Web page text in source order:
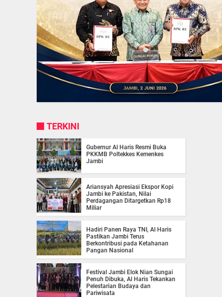
TERKINI
Gubernur Al Haris Resmi Buka
PKKMB Poltekkes Kemenkes
Jambi
Ariansyah Apresiasi Ekspor Kopi
Jambi ke Pakistan, Nilai
Perdagangan Ditargetkan Rp18
Miliar
Hadiri Panen Raya TNI, Al Haris
Pastikan Jambi Terus
Berkontribusi pada Ketahanan
Pangan Nasional
Festival Jambi Elok Nian Sungai
Penuh Dibuka, Al Haris Tekankan
Pelestarian Budaya dan
Pariwisata